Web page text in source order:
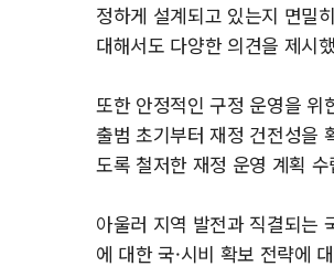
정하게 설계되고 있는지 면밀
대해서도 다양한 의견을 제시
또한 안정적인 구정 운영을 위
출범 초기부터 재정 건전성을
도록 철저한 재정 운영 계획
아울러 지역 발전과 직결되는
에 대한 국·시비 확보 전략에